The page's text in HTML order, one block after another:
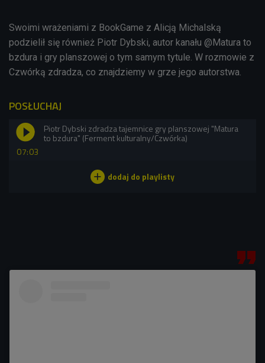
Swoimi wrażeniami z BookGame z Alicją Michalską
podzielił się również Piotr Dybski, autor kanału @Matura to
bzdura i gry planszowej o tym samym tytule. W rozmowie z
Czwórką zdradza, co znajdziemy w grze jego autorstwa.
POSŁUCHAJ
07:03
Piotr Dybski zdradza tajemnice gry planszowej "Matura
to bzdura" (Ferment kulturalny/Czwórka)